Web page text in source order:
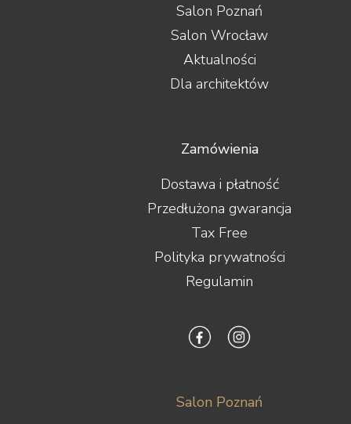
Salon Poznań
Salon Wrocław
Aktualności
Dla architektów
Zamówienia
Dostawa i płatność
Przedłużona gwarancja
Tax Free
Polityka prywatności
Regulamin
Salon Poznań